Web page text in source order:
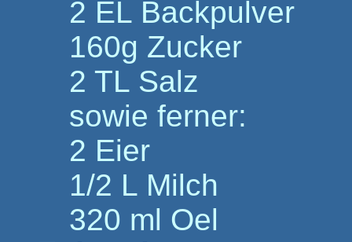
2 EL Backpulver
160g Zucker
2 TL Salz
sowie ferner:
2 Eier
1/2 L Milch
320 ml Oel